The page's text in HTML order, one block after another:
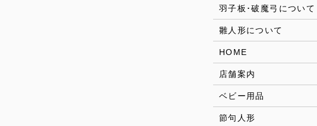
羽子板･破魔弓について
雛人形について
HOME
店舗案内
ベビー用品
節句人形